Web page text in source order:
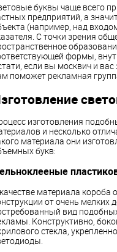
буквы чаще всего
предприятий, а
(например, над
С точки зрения
формы,
если вы москвич и
поможет рекламная
изготовления
и несколько
материала они
букв:
материала короба
от очень
вид
Конструктивно,
стекла,